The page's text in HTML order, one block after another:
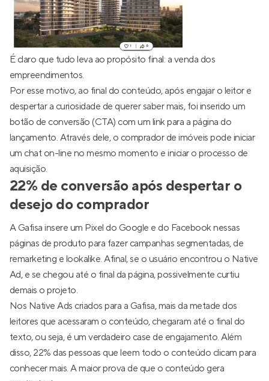
É claro que tudo leva ao propósito final: a venda dos
empreendimentos.
Por esse motivo, ao final do conteúdo, após engajar o leitor e
despertar a curiosidade de querer saber mais, foi inserido um
botão de conversão (CTA) com um link para a página do
lançamento. Através dele, o comprador de imóveis pode iniciar
um chat on-line no mesmo momento e iniciar o processo de
aquisição.
22% de conversão após despertar o
desejo do comprador
A Gafisa insere um Pixel do Google e do Facebook nessas
páginas de produto para fazer campanhas segmentadas, de
remarketing e lookalike. Afinal, se o usuário encontrou o Native
Ad, e se chegou até o final da página, possivelmente curtiu
demais o projeto.
Nos Native Ads criados para a Gafisa, mais da metade dos
leitores que acessaram o conteúdo, chegaram até o final do
texto, ou seja, é um verdadeiro case de engajamento. Além
disso, 22% das pessoas que leem todo o conteúdo clicam para
conhecer mais. A maior prova de que o conteúdo gera